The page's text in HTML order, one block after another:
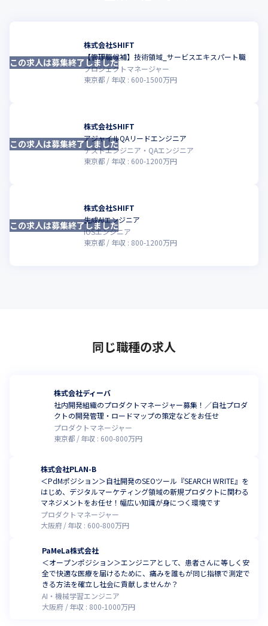
株式会社SHIFT
【管理職候補】技術領域_サービスエキスパート職
プロジェクトマネージャー
東京都
年収 : 600-1500万円
この求人は募集終了しました
株式会社SHIFT
アジャイルQAリードエンジニア
テストエンジニア・QAエンジニア
東京都
年収 : 600-1200万円
この求人は募集終了しました
株式会社SHIFT
生成AIエンジニア
iOSエンジニア
東京都
年収 : 800-1200万円
この求人は募集終了しました
同じ職種の求人
株式会社ディーバ
社内開発組織のプロダクトマネージャー募集！／自社プロダ
クトの開発管理・ロードマップの策定などをお任せ
プロダクトマネージャー
東京都
年収 : 600-800万円
株式会社PLAN-B
＜PdMポジション＞自社開発のSEOツール『SEARCH WRITE』を
はじめ、デジタルマーケティング領域の新規プロダクトに関わる
マネジメントをお任せ！幅広い知識が身につく環境です
プロダクトマネージャー
大阪府
年収 : 600-800万円
PaMeLa株式会社
＜オープンポジション＞エンジニアとして、患者さんに等しく安
全で快適な医療を届けるために、痛みを誰もが同じ指標で測定で
きる方法を確立し社会に貢献しませんか？
AI・機械学習エンジニア
大阪府
年収 : 800-1000万円